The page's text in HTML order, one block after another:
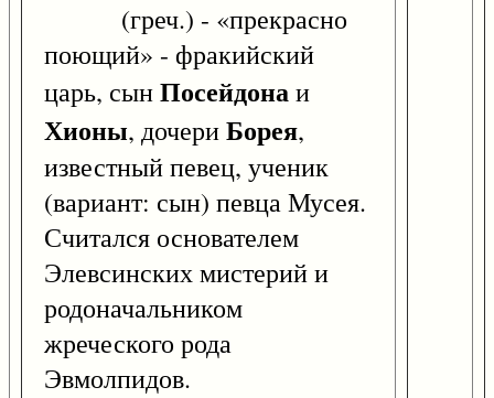
(греч.) - «прекрасно
поющий» - фракийский
царь, сынПосейдонаи
Хионы, дочериБорея,
известный певец, ученик
(вариант: сын) певца Мусея.
Считался основателем
Элевсинских мистерий и
родоначальником
жреческого рода
Эвмолпидов.